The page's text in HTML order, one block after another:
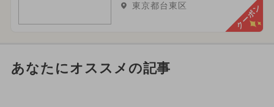
東京都台東区 クーポン
あなたにオススメの記事